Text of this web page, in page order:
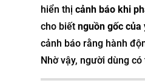
hiển thị cảnh báo khi
cho biết nguồn gốc
cảnh báo rằng hành
Nhờ vậy, người dùng